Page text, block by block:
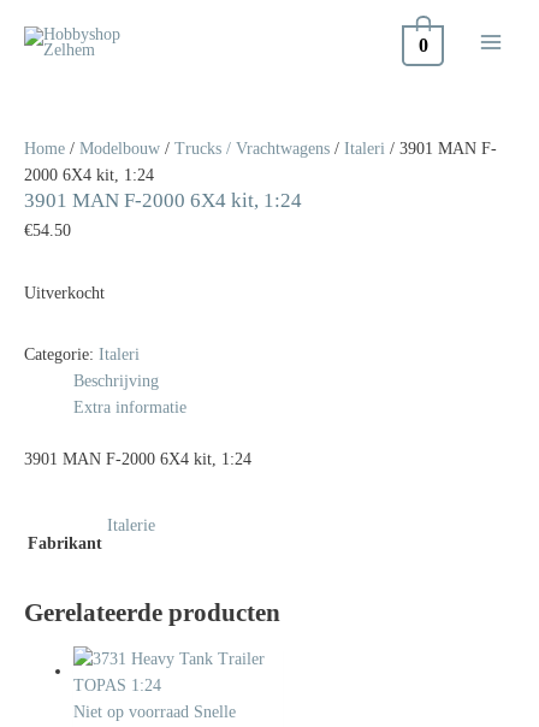
naar
0
Home / Modelbouw / Trucks / Vrachtwagens / Italeri / 3901 MAN F-
2000 6X4 kit, 1:24
3901 MAN F-2000 6X4 kit, 1:24
€54.50
Uitverkocht
Categorie: Italeri
Beschrijving
Extra informatie
3901 MAN F-2000 6X4 kit, 1:24
Fabrikant
Italerie
Gerelateerde producten
Niet op voorraad Snelle